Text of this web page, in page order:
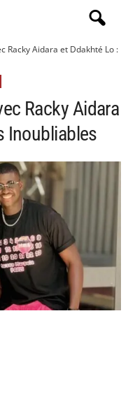
Racky Aidara et Ddakhté Lo :
Racky Aidara
Inoubliables